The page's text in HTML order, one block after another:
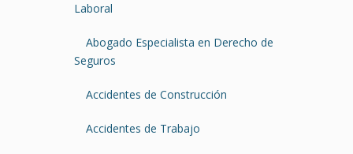
Laboral
Abogado Especialista en Derecho de
Seguros
Accidentes de Construcción
Accidentes de Trabajo